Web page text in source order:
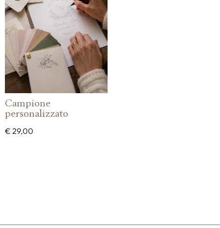
Campione
personalizzato
€ 29,00